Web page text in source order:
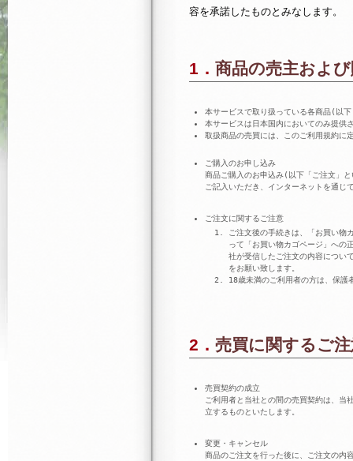
容を承諾したものとみなします。
1．商品の売主お
本サービスで取り扱っている各商品(以
本サービスは日本国内においてのみ提供
取扱商品の売買には、このご利用規約に
ご購入のお申し込み
商品ご購入のお申込み(以下「ご注文」
ご記入いただき、インターネットを通
ご注文に関するご注意
ご注文後の手続きは、「お買い物
って「お買い物カゴページ」への
社が受信したご注文の内容につい
をお願い致します。
18歳未満のご利用者の方は、保護
2．売買に関するご
売買契約の成立
ご利用者と当社との間の売買契約は、当
立するものといたします。
変更・キャンセル
商品のご注文を行った後に、ご注文の